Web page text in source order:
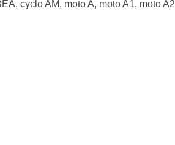
cyclo AM, moto A, moto A1, moto A2